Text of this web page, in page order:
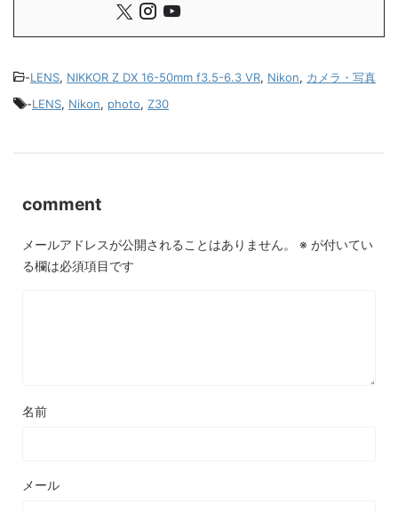
-LENS, NIKKOR Z DX 16-50mm f3.5-6.3 VR, Nikon, カメラ・写真
-LENS, Nikon, photo, Z30
comment
メールアドレスが公開されることはありません。 ※ が付いてい
る欄は必須項目です
名前
メール